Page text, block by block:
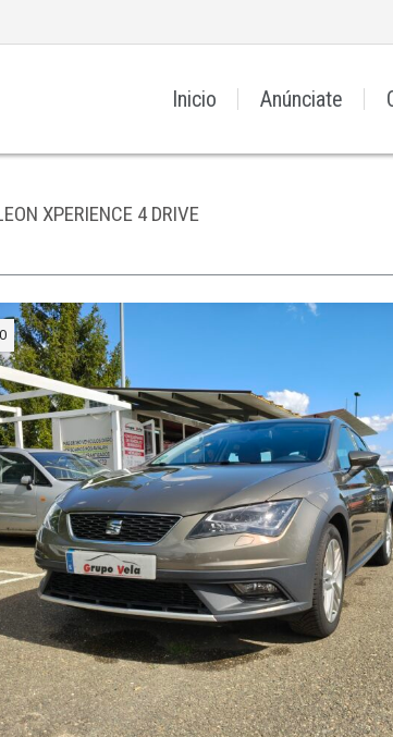
Inicio Anúnciate
XPERIENCE 4 DRIVE